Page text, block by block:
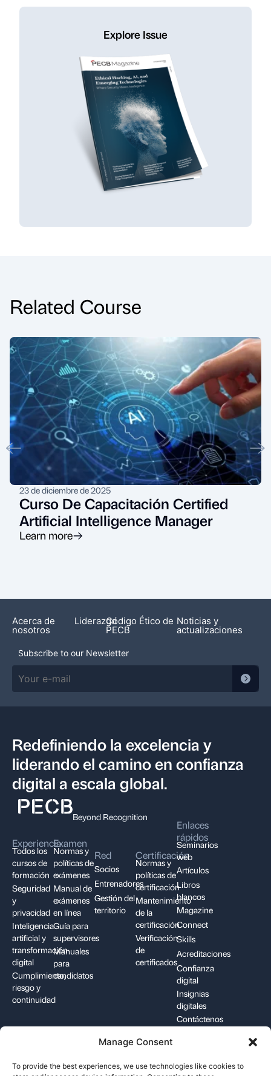
Manage Consent
To provide the best experiences, we use technologies like cookies to
Explore Issue
Related Course
23 de diciembre de 2025
Curso De Capacitación Certified
Artificial Intelligence Manager
Learn more
Acerca de
nosotros
LiderazgoCódigo Ético de
PECB
Noticias y
actualizaciones
Subscribe to our Newsletter
Redefiniendo la excelencia y
liderando el camino en confianza
digital a escala global.
Beyond Recognition
Experiencia
Todos los
cursos de
formación
Seguridad
y
privacidad
Inteligencia
artificial y
transformación
digital
Cumplimiento,
riesgo y
continuidad
Examen
Normas y
políticas de
exámenes
Manual de
exámenes
en línea
Guía para
supervisores
Manuales
para
candidatos
Red
Socios
Entrenadores
Gestión del
territorio
Certificación
Normas y
políticas de
certificación
Mantenimiento
de la
certificación
Verificación
de
certificados
Enlaces
rápidos
Seminarios
web
Artículos
Libros
blancos
Magazine
Connect
Skills
Acreditaciones
Confianza
digital
Insignias
digitales
Contáctenos